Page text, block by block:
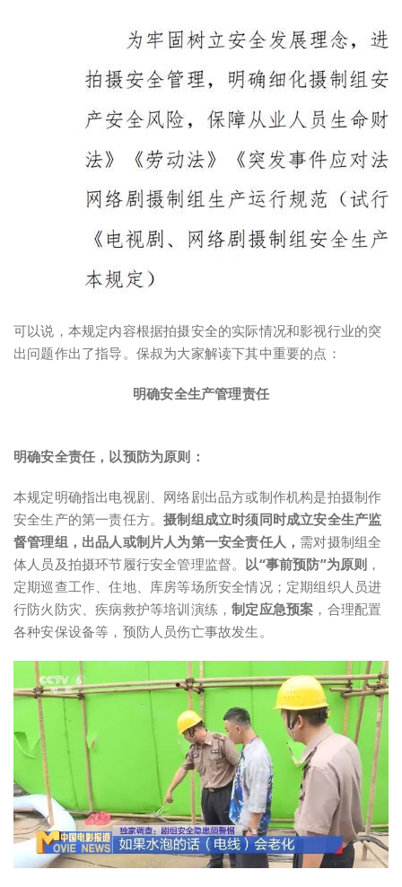
可以说，本规定内容根据拍摄安全的实际情况和影视行业的突
出问题作出了指导。保叔为大家解读下其中重要的点：
明确安全生产管理责任
明确安全责任，以预防为原则：
本规定明确指出电视剧、网络剧出品方或制作机构是拍摄制作
安全生产的第一责任方。摄制组成立时须同时成立安全生产监
督管理组，出品人或制片人为第一安全责任人， 需对摄制组全
体人员及拍摄环节履行安全管理监督。 以“事前预防”为原则 ，
定期巡查工作、住地、库房等场所安全情况；定期组织人员进
行防火防灾、疾病救护等培训演练，制定应急预案 ，合理配置
各种安保设备等，预防人员伤亡事故发生。